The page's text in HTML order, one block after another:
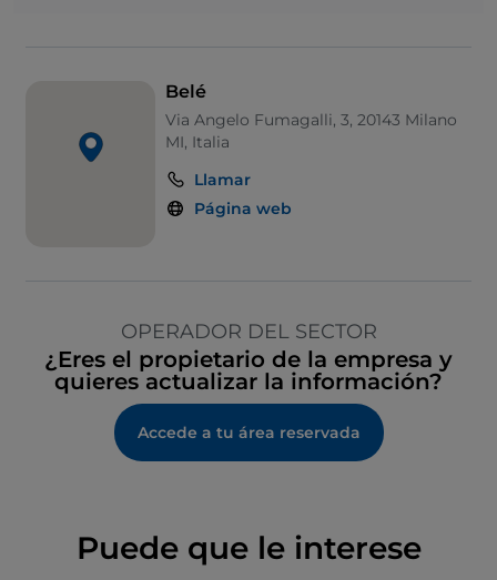
Belé
Via Angelo Fumagalli, 3, 20143 Milano
MI, Italia
Llamar
Página web
OPERADOR DEL SECTOR
¿Eres el propietario de la empresa y
quieres actualizar la información?
Accede a tu área reservada
Puede que le interese